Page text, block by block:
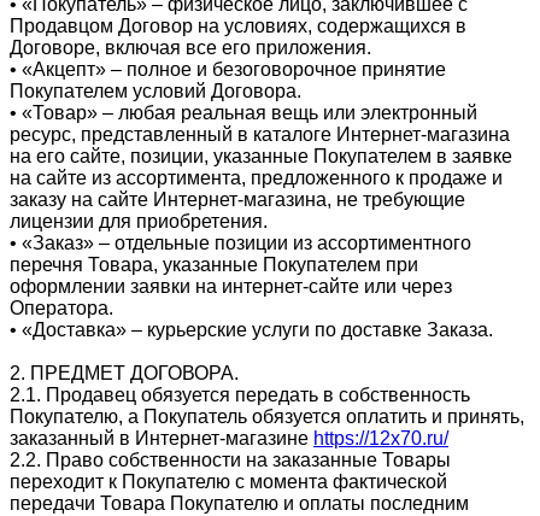
• «Покупатель» – физическое лицо, заключившее с
Продавцом Договор на условиях, содержащихся в
Договоре, включая все его приложения.
• «Акцепт» – полное и безоговорочное принятие
Покупателем условий Договора.
• «Товар» – любая реальная вещь или электронный
ресурс, представленный в каталоге Интернет-магазина
на его сайте, позиции, указанные Покупателем в заявке
на сайте из ассортимента, предложенного к продаже и
заказу на сайте Интернет-магазина, не требующие
лицензии для приобретения.
• «Заказ» – отдельные позиции из ассортиментного
перечня Товара, указанные Покупателем при
оформлении заявки на интернет-сайте или через
Оператора.
• «Доставка» – курьерские услуги по доставке Заказа.
2. ПРЕДМЕТ ДОГОВОРА.
2.1. Продавец обязуется передать в собственность
Покупателю, а Покупатель обязуется оплатить и принять,
заказанный в Интернет-магазине https://12x70.ru/
2.2. Право собственности на заказанные Товары
переходит к Покупателю с момента фактической
передачи Товара Покупателю и оплаты последним